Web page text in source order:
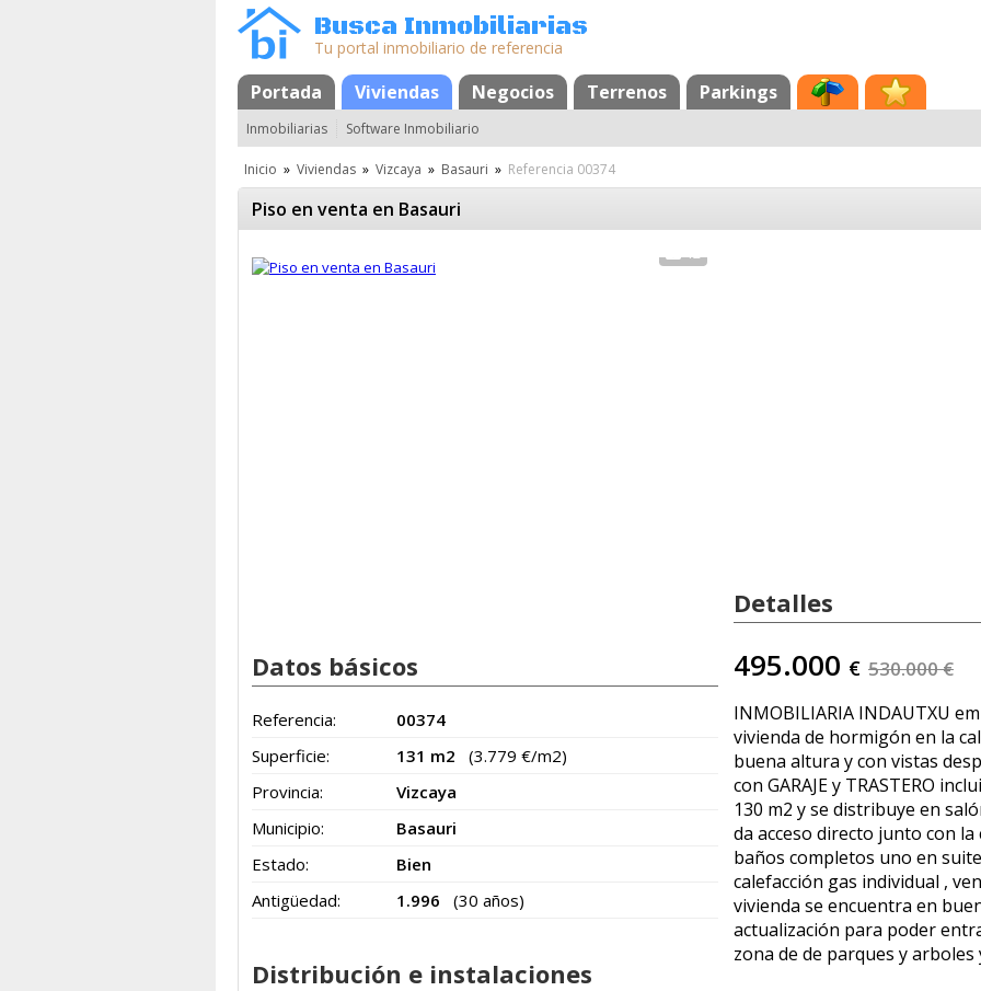
Busca Inmobiliarias
Tu portal inmobiliario de referencia
Portada Viviendas Negocios Terrenos Parkings
MapaFavoritos
Inmobiliarias Software Inmobiliario
Inicio » Viviendas » Vizcaya » Basauri » Referencia 00374
Piso en venta en Basauri
12
Datos básicos
Referencia:
00374
Superficie:
131 m2
(3.779 €/m2)
Provincia:
Vizcaya
Municipio:
Basauri
Estado:
Bien
Antigüedad:
1.996 (30 años)
Distribución e instalaciones
Detalles
495.000 € 530.000 €
INMOBILIARIA INDAUTXU
vivienda de hormigón en la
buena altura y con vistas
con GARAJE y TRASTERO
130 m2 y se distribuye en
da acceso directo junto con
baños completos uno en
calefacción gas individual ,
vivienda se encuentra en
actualización para poder
zona de de parques y